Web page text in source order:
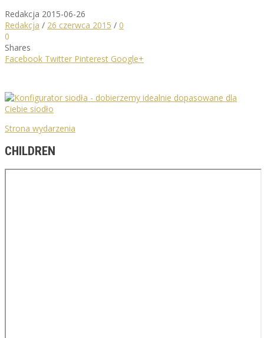
Redakcja 2015-06-26
Redakcja / 26 czerwca 2015 / 0
0
Shares
Facebook Twitter Pinterest Google+
Strona wydarzenia
CHILDREN